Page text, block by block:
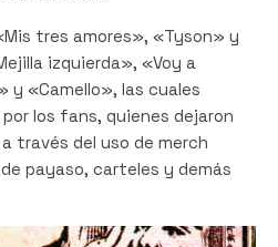
tres amores», «Tyson» y
izquierda», «Voy a
y «Camello», las cuales
los fans, quienes dejaron
través del uso de merch
payaso, carteles y demás